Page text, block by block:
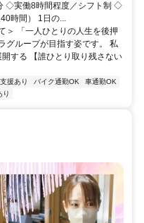
◇実働8時間程度／シフト制 ◇
時間） 1日の...
＞ 「一人ひとりの人生を後押
グループが目指す姿です。 私
する 【誰ひとり取り残さない
援あり バイク通勤OK
車通勤OK
り